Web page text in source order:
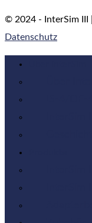
© 2024 - InterSim III |
Datenschutz